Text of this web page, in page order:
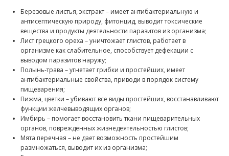
Березовые листья, экстракт – имеет антибактериальную и
антисептическую природу, фитонцид, выводит токсические
вещества и продукты деятельности паразитов из организма;
Лист грецкого ореха – уничтожает глистов, работает в
организме как слабительное, способствует дефекации с
выводом паразитов наружу;
Полынь-трава – угнетает грибки и простейших, имеет
антибактериальные свойства, приводи в порядок систему
пищеварения;
Пижма, цветки – убивают все виды простейших, восстанавливают
функции желчевыводящих органов;
Имбирь – помогает восстановить ткани пищеварительных
органов, поврежденных жизнедеятельностью глистов;
Мята перечная – не дает возможность простейшим
размножаться, выводит их из организма;